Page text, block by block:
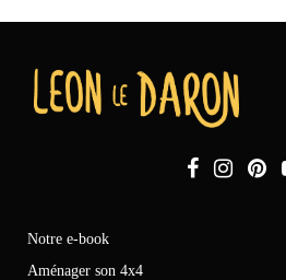
Notre e-book
Aménager son 4x4